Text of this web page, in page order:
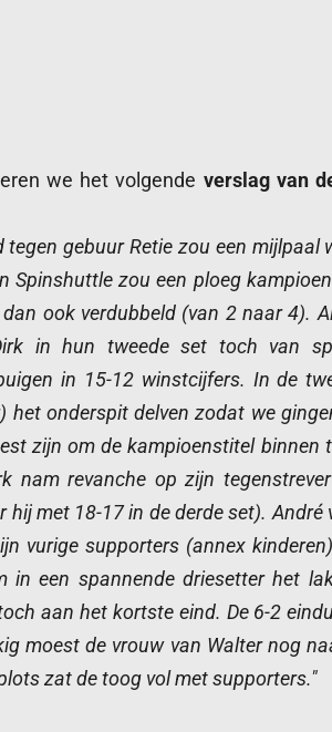
we het volgende verslag van
tegen gebuur Retie zou een
Spinshuttle zou een ploeg
ook verdubbeld (van 2 naar 4).
in hun tweede set toch van
in 15-12 winstcijfers. In de
het onderspit delven zodat we
zijn om de kampioenstitel
nam revanche op zijn
hij met 18-17 in de derde set).
vurige supporters (annex
in een spannende driesetter het
aan het kortste eind. De 6-2
moest de vrouw van Walter nog
zat de toog vol met supporters."